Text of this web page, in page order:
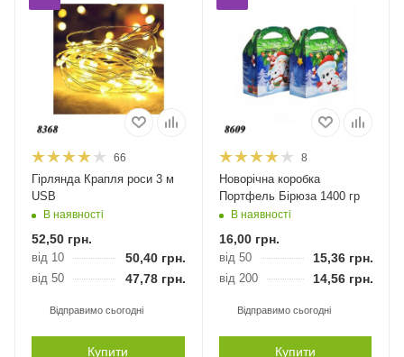
66
Гірлянда Крапля роси 3 м
USB
В наявності
52,50 грн.
від 10 50,40 грн.
від 50 47,78 грн.
Відправимо сьогодні
Купити
8
Новорічна коробка
Портфель Бірюза 1400 гр
В наявності
16,00грн.
від 50 15,36грн.
від 200 14,56грн.
Відправимо сьогодні
Купити